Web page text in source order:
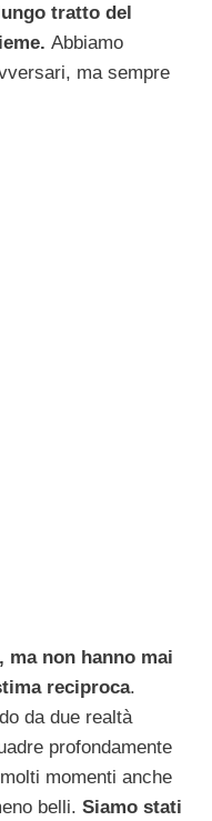
tratto del
Abbiamo
ma sempre
ma non hanno mai
reciproca.
da due realtà
profondamente
momenti anche
belli. Siamo stati